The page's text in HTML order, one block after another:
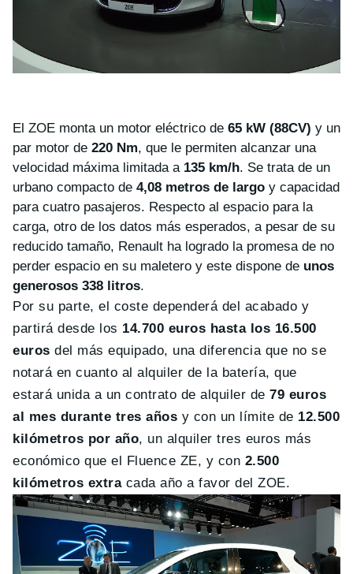
El ZOE monta un motor eléctrico de 65 kW (88CV) y un
par motor de 220 Nm, que le permiten alcanzar una
velocidad máxima limitada a135 km/h. Se trata de un
urbano compacto de 4,08 metros de largo y capacidad
para cuatro pasajeros. Respecto al espacio para la
carga, otro de los datos más esperados, a pesar de su
reducido tamaño, Renault ha logrado la promesa de no
perder espacio en su maletero y este dispone de unos
generosos 338 litros.
Por su parte, el coste dependerá del acabado y
partirá desde los 14.700 euros hasta los 16.500
euros del más equipado, una diferencia que no se
notará en cuanto al alquiler de la batería, que
estará unida a un contrato de alquiler de79 euros
al mes durante tres años y con un límite de 12.500
kilómetros por año, un alquiler tres euros más
económico que el Fluence ZE, y con 2.500
kilómetros extracada año a favor del ZOE.